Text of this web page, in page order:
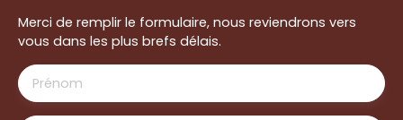
Merci de remplir le formulaire, nous reviendrons vers
vous dans les plus brefs délais.
Prénom